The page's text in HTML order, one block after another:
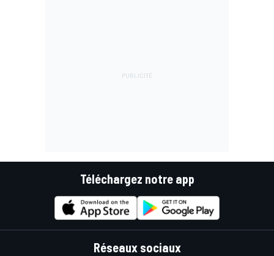
Téléchargez notre app
Réseaux sociaux